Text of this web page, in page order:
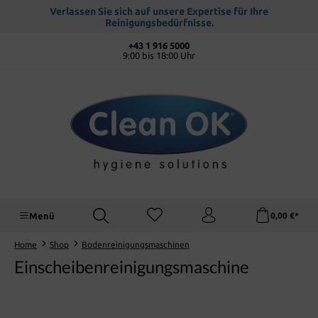
springenVerlassen Sie sich auf unsere Expertise für Ihre
Reinigungsbedürfnisse.
+43 1 916 5000
9:00 bis 18:00 Uhr
Menü 0,00 €*
Home Shop Bodenreinigungsmaschinen
Einscheibenreinigungsmaschine